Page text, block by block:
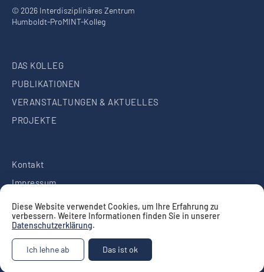
© 2026 Interdisziplinäres Zentrum
Humboldt-ProMINT-Kolleg
DAS KOLLEG
PUBLIKATIONEN
VERANSTALTUNGEN & AKTUELLES
PROJEKTE
Kontakt
Impressum
Datenschutz
Diese Website verwendet Cookies, um Ihre Erfahrung zu
verbessern. Weitere Informationen finden Sie in unserer
Datenschutzerklärung.
Ich lehne ab Das ist ok